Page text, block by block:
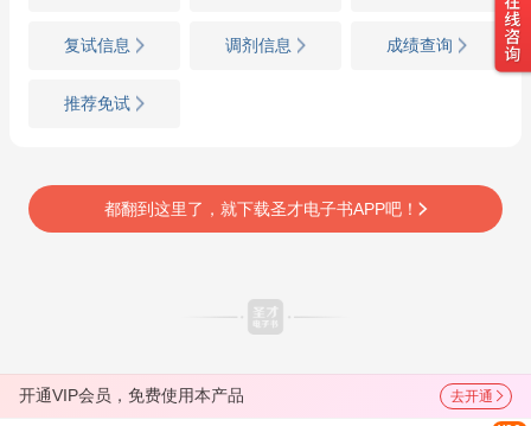
复试信息 调剂信息 成绩查询
推荐免试
都翻到这里了，就下载圣才电子书APP吧！
开通VIP会员，免费使用本产品 去开通